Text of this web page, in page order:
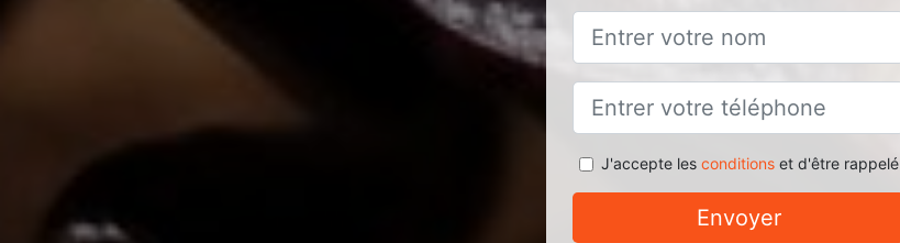
J'accepte les conditionset d'être rappelé
Envoyer